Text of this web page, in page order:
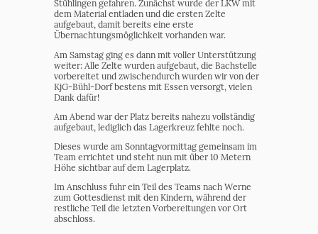
Stühlingen gefahren. Zunächst wurde der LKW mit
dem Material entladen und die ersten Zelte
aufgebaut, damit bereits eine erste
Übernachtungsmöglichkeit vorhanden war.
Am Samstag ging es dann mit voller Unterstützung
weiter: Alle Zelte wurden aufgebaut, die Bachstelle
vorbereitet und zwischendurch wurden wir von der
KjG-Bühl-Dorf bestens mit Essen versorgt, vielen
Dank dafür!
Am Abend war der Platz bereits nahezu vollständig
aufgebaut, lediglich das Lagerkreuz fehlte noch.
Dieses wurde am Sonntagvormittag gemeinsam im
Team errichtet und steht nun mit über 10 Metern
Höhe sichtbar auf dem Lagerplatz.
Im Anschluss fuhr ein Teil des Teams nach Werne
zum Gottesdienst mit den Kindern, während der
restliche Teil die letzten Vorbereitungen vor Ort
abschloss.